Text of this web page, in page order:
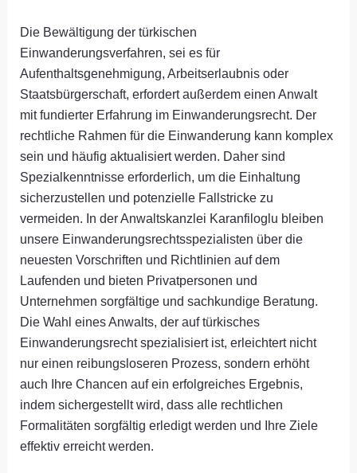
Die Bewältigung der türkischen
Einwanderungsverfahren, sei es für
Aufenthaltsgenehmigung, Arbeitserlaubnis oder
Staatsbürgerschaft, erfordert außerdem einen Anwalt
mit fundierter Erfahrung im Einwanderungsrecht. Der
rechtliche Rahmen für die Einwanderung kann komplex
sein und häufig aktualisiert werden. Daher sind
Spezialkenntnisse erforderlich, um die Einhaltung
sicherzustellen und potenzielle Fallstricke zu
vermeiden. In der Anwaltskanzlei Karanfiloglu bleiben
unsere Einwanderungsrechtsspezialisten über die
neuesten Vorschriften und Richtlinien auf dem
Laufenden und bieten Privatpersonen und
Unternehmen sorgfältige und sachkundige Beratung.
Die Wahl eines Anwalts, der auf türkisches
Einwanderungsrecht spezialisiert ist, erleichtert nicht
nur einen reibungsloseren Prozess, sondern erhöht
auch Ihre Chancen auf ein erfolgreiches Ergebnis,
indem sichergestellt wird, dass alle rechtlichen
Formalitäten sorgfältig erledigt werden und Ihre Ziele
effektiv erreicht werden.